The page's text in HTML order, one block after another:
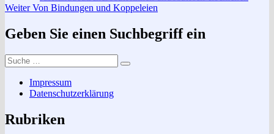
Weiter Nächster
Von Bindungen und Koppeleien
Geben Sie einen Suchbegriff ein
Suche
nach:
Suchen
Impressum
Datenschutzerklärung
Rubriken